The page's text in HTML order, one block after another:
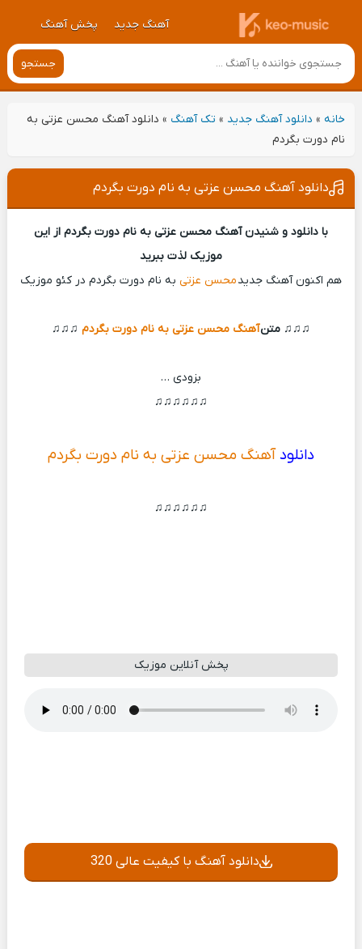
آهنگ جدید پخش آهنگ
جستجو
خانه» دانلود آهنگ جدید » تک آهنگ » دانلود آهنگ محسن عزتی به
نام دورت بگردم
دانلود آهنگ محسن عزتی به نام دورت بگردم
با دانلود و شنیدن آهنگ محسن عزتی به نام دورت بگردم از این
موزیک لذت ببرید
هم اکنون آهنگ جدیدمحسن عزتی به نام دورت بگردم در کئو موزیک
♫♫♫ متنآهنگ محسن عزتی به نام دورت بگردم ♫♫♫
بزودی …
♫♫♫♫♫♫
دانلودآهنگ محسن عزتی به نام دورت بگردم
♫♫♫♫♫♫
پخش آنلاین موزیک
دانلود آهنگ با کیفیت عالی 320